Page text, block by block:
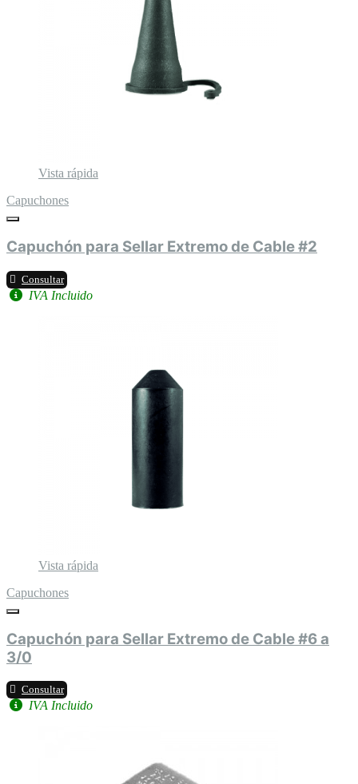
Vista rápida
Capuchones
Capuchón para Sellar Extremo de Cable #2
Consultar
IVA Incluido
Vista rápida
Capuchones
Capuchón para Sellar Extremo de Cable #6 a
3/0
Consultar
IVA Incluido